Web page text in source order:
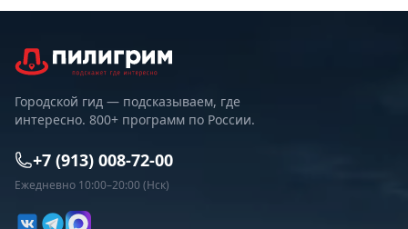
Городской гид — подсказываем, где
интересно. 800+ программ по России.
+7 (913) 008-72-00
Ежедневно 10:00–20:00 (Нск)